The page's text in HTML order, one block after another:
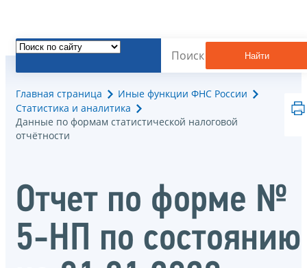
Найти
Главная страница
Иные функции ФНС России
Статистика и аналитика
Данные по формам статистической налоговой
отчётности
Отчет по форме №
5-НП по состоянию